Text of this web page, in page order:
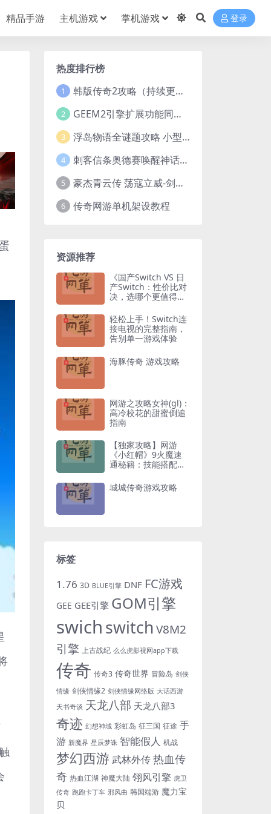
精品手游 主机游戏 掌机游戏 登录
热度排行榜
1 韩版传奇2攻略（持续更新）
2 GEEM2引擎扩展功能同步捡物、角色自动捡物
3 浮岛物语全谜题攻略 小型谜题解谜汇总
4 刺客信条奥德赛唤醒神话谜题答案 斯芬克斯主线攻略
5 豪杰青云传 荡寇立威-剑舞红尘-英雄志楼(解压即玩)
6 传奇网游单机架设教程
资源推荐
《国产Switch VS 日
产Switch：性价比对
决，选哪个更值得入
轻松上手！Switch连
接电视的完整指南，
告别单一游戏体验
海豚传奇 游戏攻略
网游之攻略女神(gl)：
高冷校花的甜蜜倒追
指南
【独家攻略】网游
《小红帽》9火魔速
通秘籍：技能搭配与
城城传奇游戏攻略
标签
1.76 3D BLUE引擎 DNF FC游戏
GEE GEE引擎 GOM引擎
swichswitchV8M2
引擎 上古战纪 么么虎影视网app下载
传奇 传奇3 传奇世界 冒险岛 剑侠
情缘 剑侠情缘2 剑侠情缘网络版 大话西游
天书奇谈 天龙八部 天龙八部3
奇迹 幻想神域 彩虹岛 征三国 征途 手
游 新魔界 星辰梦诛 智能假人 机战
梦幻西游 武林外传热血传
奇 热血江湖 神魔大陆 翎风引擎 虎卫
传奇 跑跑卡丁车 邪风曲 韩国端游 魔力宝
贝